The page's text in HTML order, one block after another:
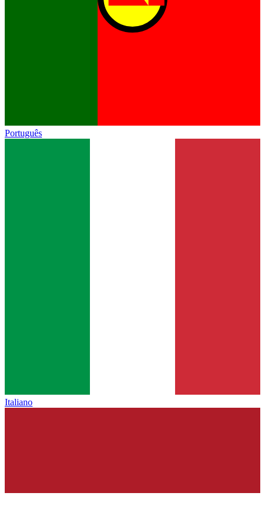
Português
Italiano